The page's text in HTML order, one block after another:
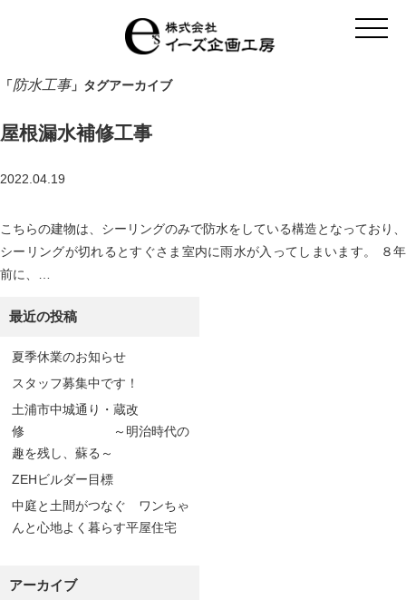
t
o
n
「防水工事」タグアーカイブ
屋根漏水補修工事
2022.04.19
こちらの建物は、シーリングのみで防水をしている構造となっており、
シーリングが切れるとすぐさま室内に雨水が入ってしまいます。 ８年
前に、…
最近の投稿
夏季休業のお知らせ
スタッフ募集中です！
土浦市中城通り・蔵改
修 ～明治時代の
趣を残し、蘇る～
ZEHビルダー目標
中庭と土間がつなぐ ワンちゃ
んと心地よく暮らす平屋住宅
アーカイブ